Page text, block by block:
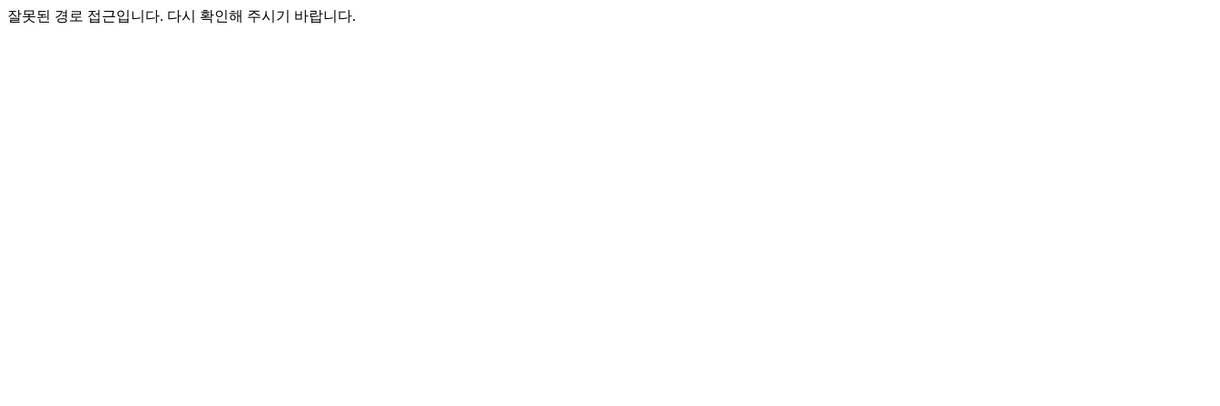
잘못된 경로 접근입니다. 다시 확인해 주시기 바랍니다.